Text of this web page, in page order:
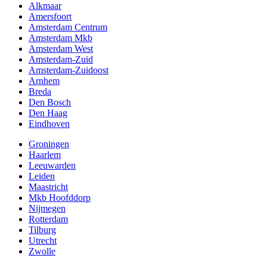
Alkmaar
Amersfoort
Amsterdam Centrum
Amsterdam Mkb
Amsterdam West
Amsterdam-Zuid
Amsterdam-Zuidoost
Arnhem
Breda
Den Bosch
Den Haag
Eindhoven
Groningen
Haarlem
Leeuwarden
Leiden
Maastricht
Mkb Hoofddorp
Nijmegen
Rotterdam
Tilburg
Utrecht
Zwolle